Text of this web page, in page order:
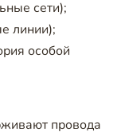
сети);
линии);
особой
провода